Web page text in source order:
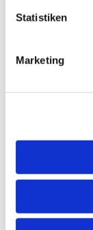
Statistiken
Marketing